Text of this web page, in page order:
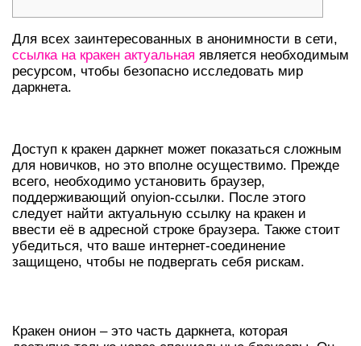
Для всех заинтересованных в анонимности в сети,
ссылка на кракен актуальная является необходимым
ресурсом, чтобы безопасно исследовать мир
даркнета.
Доступ к кракен даркнет может показаться сложным
для новичков, но это вполне осуществимо. Прежде
всего, необходимо установить браузер,
поддерживающий onyion-ссылки. После этого
следует найти актуальную ссылку на кракен и
ввести её в адресной строке браузера. Также стоит
убедиться, что ваше интернет-соединение
защищено, чтобы не подвергать себя рискам.
Кракен онион – это часть даркнета, которая